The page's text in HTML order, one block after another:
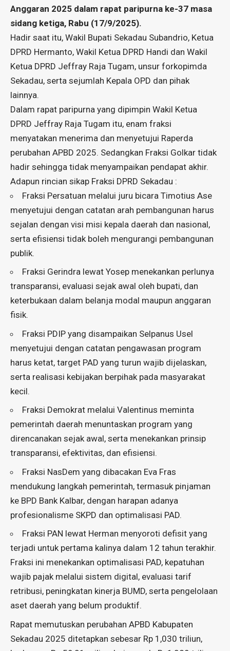
Anggaran 2025 dalam rapat paripurna ke-37 masa
sidang ketiga, Rabu (17/9/2025).
Hadir saat itu, Wakil Bupati Sekadau Subandrio, Ketua
DPRD Hermanto, Wakil Ketua DPRD Handi dan Wakil
Ketua DPRD Jeffray Raja Tugam, unsur forkopimda
Sekadau, serta sejumlah Kepala OPD dan pihak
lainnya.
Dalam rapat paripurna yang dipimpin Wakil Ketua
DPRD Jeffray Raja Tugam itu, enam fraksi
menyatakan menerima dan menyetujui Raperda
perubahan APBD 2025. Sedangkan Fraksi Golkar tidak
hadir sehingga tidak menyampaikan pendapat akhir.
Adapun rincian sikap Fraksi DPRD Sekadau :
Fraksi Persatuan melalui juru bicara Timotius Ase
menyetujui dengan catatan arah pembangunan harus
sejalan dengan visi misi kepala daerah dan nasional,
serta efisiensi tidak boleh mengurangi pembangunan
publik.
Fraksi Gerindra lewat Yosep menekankan perlunya
transparansi, evaluasi sejak awal oleh bupati, dan
keterbukaan dalam belanja modal maupun anggaran
fisik.
Fraksi PDIP yang disampaikan Selpanus Usel
menyetujui dengan catatan pengawasan program
harus ketat, target PAD yang turun wajib dijelaskan,
serta realisasi kebijakan berpihak pada masyarakat
kecil.
Fraksi Demokrat melalui Valentinus meminta
pemerintah daerah menuntaskan program yang
direncanakan sejak awal, serta menekankan prinsip
transparansi, efektivitas, dan efisiensi.
Fraksi NasDem yang dibacakan Eva Fras
mendukung langkah pemerintah, termasuk pinjaman
ke BPD Bank Kalbar, dengan harapan adanya
profesionalisme SKPD dan optimalisasi PAD.
Fraksi PAN lewat Herman menyoroti defisit yang
terjadi untuk pertama kalinya dalam 12 tahun terakhir.
Fraksi ini menekankan optimalisasi PAD, kepatuhan
wajib pajak melalui sistem digital, evaluasi tarif
retribusi, peningkatan kinerja BUMD, serta pengelolaan
aset daerah yang belum produktif.
Rapat memutuskan perubahan APBD Kabupaten
Sekadau 2025 ditetapkan sebesar Rp 1,030 triliun,